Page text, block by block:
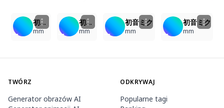
初音ミク
mm
初音ミク
mm
初音ミク
mm
初音ミク
mm
TWÓRZ
Generator obrazów AI
ODKRYWAJ
Popularne tagi